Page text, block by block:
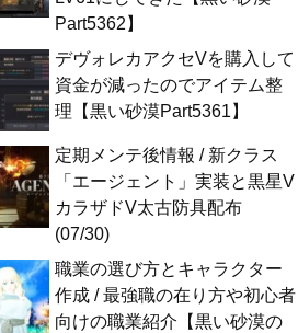
Part5362】
デヴォレカアクセVを購入して
資金が減ったのでアイテム整
理【黒い砂漠Part5361】
定期メンテ後情報 / 新クラス
「エージェント」実装と黒星V
カラザドV太古防具配布
(07/30)
職業の選び方とキャラクター
作成 / 最強職の在り方や初心者
向けの職業紹介【黒い砂漠の